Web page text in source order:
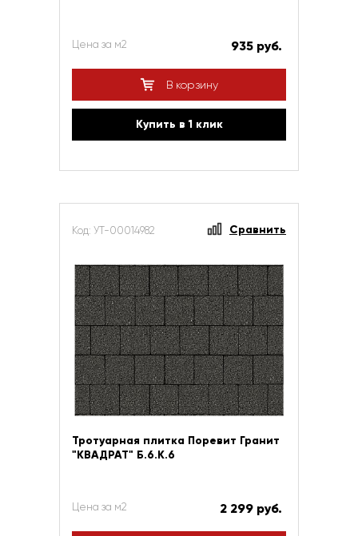
Цена за м2 935 руб.
В корзину
Купить в 1 клик
Код: УТ-00014982 Сравнить
Тротуарная плитка Поревит Гранит
"КВАДРАТ" Б.6.К.6
Цена за м2 2 299 руб.